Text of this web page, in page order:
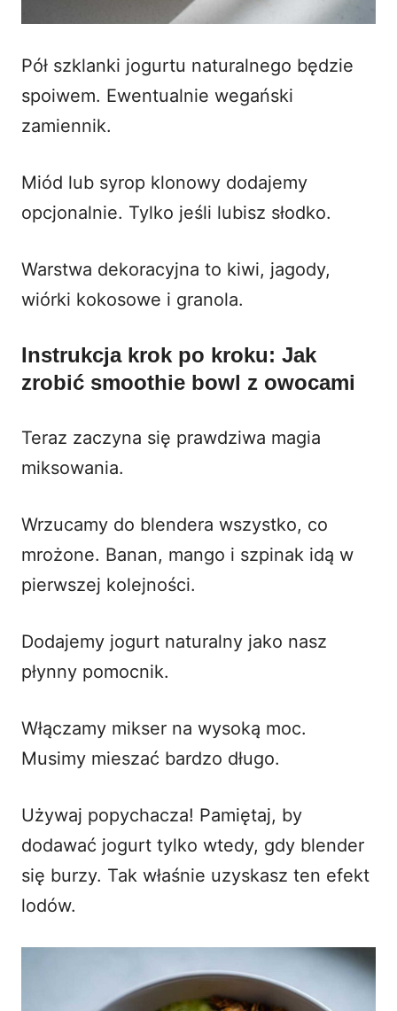
Pół szklanki jogurtu naturalnego będzie
spoiwem. Ewentualnie wegański
zamiennik.
Miód lub syrop klonowy dodajemy
opcjonalnie. Tylko jeśli lubisz słodko.
Warstwa dekoracyjna to kiwi, jagody,
wiórki kokosowe i granola.
Instrukcja krok po kroku: Jak
zrobić smoothie bowl z owocami
Teraz zaczyna się prawdziwa magia
miksowania.
Wrzucamy do blendera wszystko, co
mrożone. Banan, mango i szpinak idą w
pierwszej kolejności.
Dodajemy jogurt naturalny jako nasz
płynny pomocnik.
Włączamy mikser na wysoką moc.
Musimy mieszać bardzo długo.
Używaj popychacza! Pamiętaj, by
dodawać jogurt tylko wtedy, gdy blender
się burzy. Tak właśnie uzyskasz ten efekt
lodów.